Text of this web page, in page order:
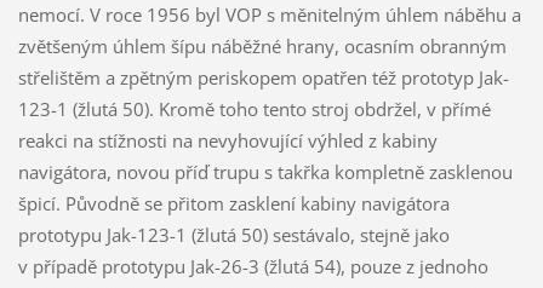
nemocí. V roce 1956 byl VOP s měnitelným úhlem náběhu a
zvětšeným úhlem šípu náběžné hrany, ocasním obranným
střelištěm a zpětným periskopem opatřen též prototyp Jak-
123-1 (žlutá 50). Kromě toho tento stroj obdržel, v přímé
reakci na stížnosti na nevyhovující výhled z kabiny
navigátora, novou příď trupu s takřka kompletně zasklenou
špicí. Původně se přitom zasklení kabiny navigátora
prototypu Jak-123-1 (žlutá 50) sestávalo, stejně jako
v případě prototypu Jak-26-3 (žlutá 54), pouze z jednoho